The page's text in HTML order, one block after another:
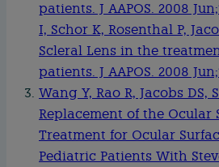
patients. J AAPOS. 2008
I, Schor K, Rosenthal P,
Scleral Lens in the
patients. J AAPOS. 2008
Wang Y, Rao R, Jacobs DS,
Replacement of the Ocular
Treatment for Ocular
Pediatric Patients With